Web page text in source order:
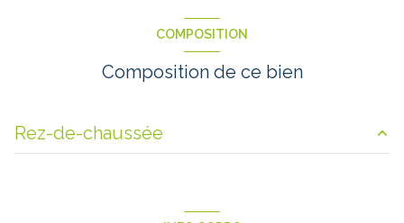
COMPOSITION
Composition de ce bien
Rez-de-chaussée